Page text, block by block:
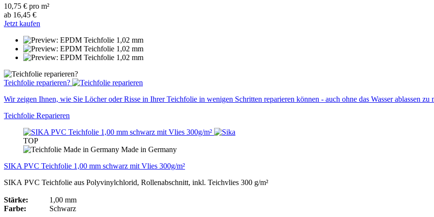
10,75 € pro m²
ab 16,45 €
Jetzt kaufen
Teichfolie reparieren?
Wir zeigen Ihnen, wie Sie Löcher oder Risse in Ihrer Teichfolie in wenigen Schritten reparieren können - auch ohne das Wasser ablassen zu
Teichfolie Reparieren
TOP
Made in Germany
SIKA PVC Teichfolie 1,00 mm schwarz mit Vlies 300g/m²
SIKA PVC Teichfolie aus Polyvinylchlorid, Rollenabschnitt, inkl. Teichvlies 300 g/m²
Stärke: 1,00 mm
Farbe: Schwarz